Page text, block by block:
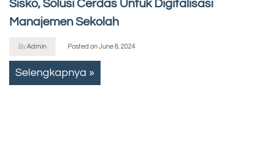
Sisko, Solusi Cerdas Untuk Digitalisasi
Manajemen Sekolah
ByAdmin Posted onJune 8, 2024
Selengkapnya »